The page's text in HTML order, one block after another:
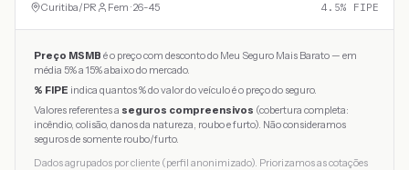
Curitiba/PR Fem · 26-45 4.5% FIPE
Preço MSMB é o preço com desconto do Meu Seguro Mais Barato — em
média 5% a 15% abaixo do mercado.
% FIPE indica quantos % do valor do veículo é o preço do seguro.
Valores referentes a seguros compreensivos (cobertura completa:
incêndio, colisão, danos da natureza, roubo e furto). Não consideramos
seguros de somente roubo/furto.
Dados agrupados por cliente (perfil anonimizado). Priorizamos as cotações